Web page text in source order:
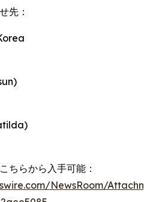
先：
ちらから入手可能：
NewsRoom/